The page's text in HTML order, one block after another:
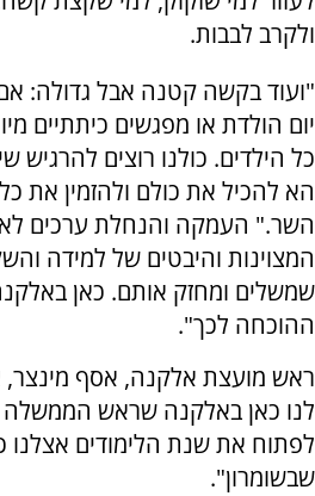
ולקרב לבבות.
"ועוד בקשה קטנה אבל גדולה:
יום הולדת או מפגשים כיתתיים
כל הילדים. כולנו רוצים להרגיש
הא להכיל את כולם ולהזמין את
השר." העמקה והנחלת ערכים
המצוינות והיבטים של למידה
שמשלים ומחזק אותם. כאן
ההוכחה לכך".
ראש מועצת אלקנה, אסף מינצר,
לנו כאן באלקנה שראש הממשלה
לפתוח את שנת הלימודים אצלנו
שבשומרון".